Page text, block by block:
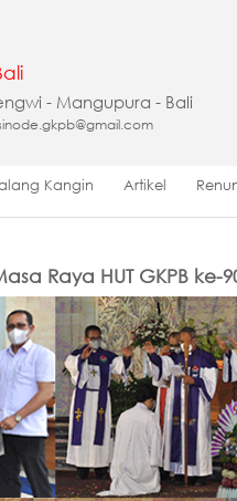
- Mangupura - Bali
Kangin Artikel
Raya HUT GKPB ke-